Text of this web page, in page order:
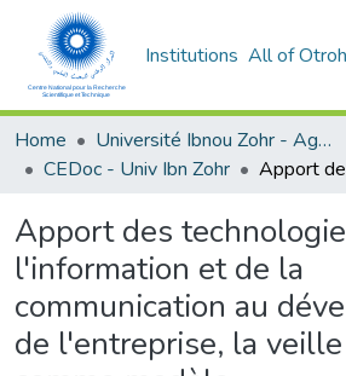
Institutions All of
Home
Université Ibnou Zohr - Agadir
CEDoc - Univ Ibn Zohr
Apport des
l'information et de la
communication au
de l'entreprise, la